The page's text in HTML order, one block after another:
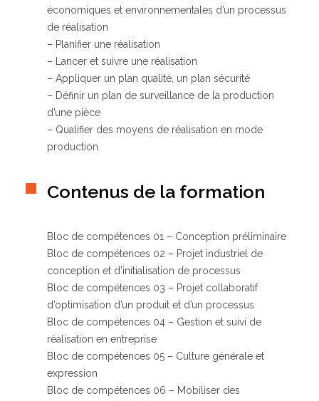
économiques et environnementales d’un processus
de réalisation
– Planifier une réalisation
– Lancer et suivre une réalisation
– Appliquer un plan qualité, un plan sécurité
– Définir un plan de surveillance de la production
d’une pièce
– Qualifier des moyens de réalisation en mode
production
Contenus de la formation
Bloc de compétences 01 – Conception préliminaire
Bloc de compétences 02 – Projet industriel de
conception et d’initialisation de processus
Bloc de compétences 03 – Projet collaboratif
d’optimisation d’un produit et d’un processus
Bloc de compétences 04 – Gestion et suivi de
réalisation en entreprise
Bloc de compétences 05 – Culture générale et
expression
Bloc de compétences 06 – Mobiliser des